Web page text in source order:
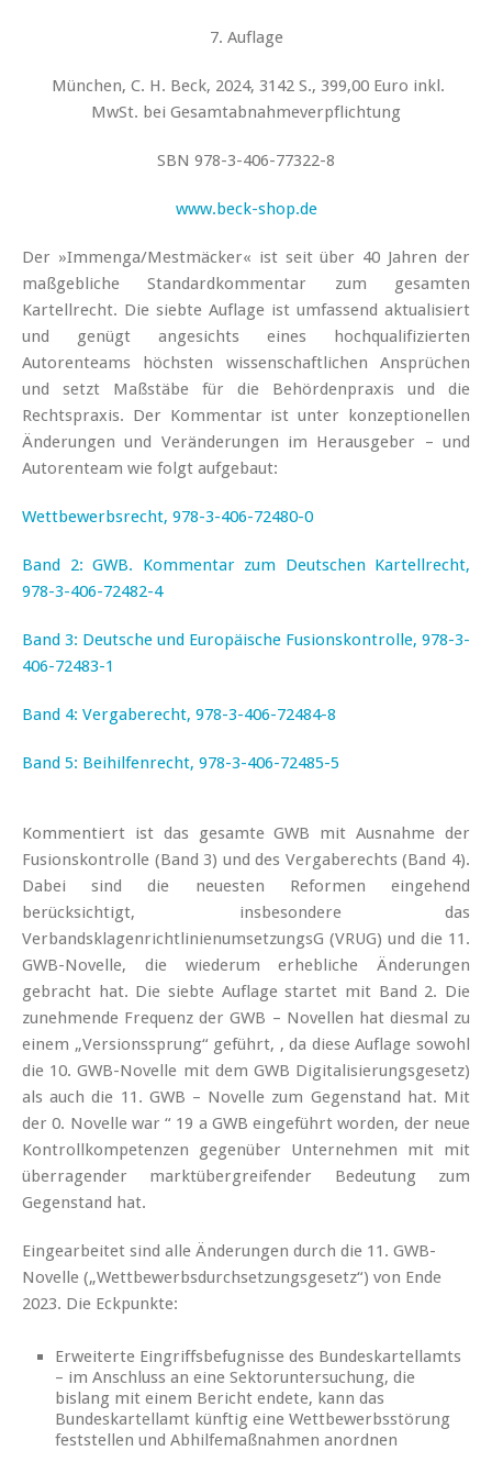
7. Auflage
München, C. H. Beck, 2024, 3142 S., 399,00 Euro inkl.
MwSt. bei Gesamtabnahmeverpflichtung
SBN 978-3-406-77322-8
www.beck-shop.de
Der »Immenga/Mestmäcker« ist seit über 40 Jahren der
maßgebliche Standardkommentar zum gesamten
Kartellrecht. Die siebte Auflage ist umfassend aktualisiert
und genügt angesichts eines hochqualifizierten
Autorenteams höchsten wissenschaftlichen Ansprüchen
und setzt Maßstäbe für die Behördenpraxis und die
Rechtspraxis. Der Kommentar ist unter konzeptionellen
Änderungen und Veränderungen im Herausgeber – und
Autorenteam wie folgt aufgebaut:
Wettbewerbsrecht, 978-3-406-72480-0
Band 2: GWB. Kommentar zum Deutschen Kartellrecht,
978-3-406-72482-4
Band 3: Deutsche und Europäische Fusionskontrolle, 978-3-
406-72483-1
Band 4: Vergaberecht, 978-3-406-72484-8
Band 5: Beihilfenrecht, 978-3-406-72485-5
Kommentiert ist das gesamte GWB mit Ausnahme der
Fusionskontrolle (Band 3) und des Vergaberechts (Band 4).
Dabei sind die neuesten Reformen eingehend
berücksichtigt, insbesondere das
VerbandsklagenrichtlinienumsetzungsG (VRUG) und die 11.
GWB-Novelle, die wiederum erhebliche Änderungen
gebracht hat. Die siebte Auflage startet mit Band 2. Die
zunehmende Frequenz der GWB – Novellen hat diesmal zu
einem „Versionssprung“ geführt, , da diese Auflage sowohl
die 10. GWB-Novelle mit dem GWB Digitalisierungsgesetz)
als auch die 11. GWB – Novelle zum Gegenstand hat. Mit
der 0. Novelle war “ 19 a GWB eingeführt worden, der neue
Kontrollkompetenzen gegenüber Unternehmen mit mit
überragender marktübergreifender Bedeutung zum
Gegenstand hat.
Eingearbeitet sind alle Änderungen durch die 11. GWB-
Novelle („Wettbewerbsdurchsetzungsgesetz“) von Ende
2023. Die Eckpunkte:
Erweiterte Eingriffsbefugnisse des Bundeskartellamts
– im Anschluss an eine Sektoruntersuchung, die
bislang mit einem Bericht endete, kann das
Bundeskartellamt künftig eine Wettbewerbsstörung
feststellen und Abhilfemaßnahmen anordnen